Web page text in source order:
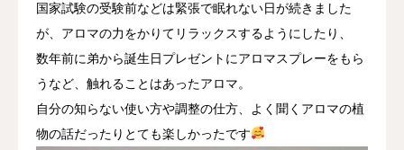
国家試験の受験前などは緊張で眠れない日が続きました
が、アロマの力をかりてリラックスするようにしたり、
数年前に弟から誕生日プレゼントにアロマスプレーをもら
うなど、触れることはあったアロマ。
自分の知らない使い方や調整の仕方、よく聞くアロマの植
物の話だったりとても楽しかったです